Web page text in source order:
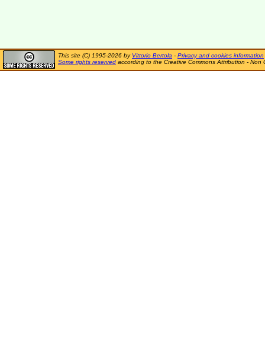
This site (C) 1995-2026 by Vittorio Bertola - Privacy and cookies information
Some rights reserved according to the Creative Commons Attribution - Non